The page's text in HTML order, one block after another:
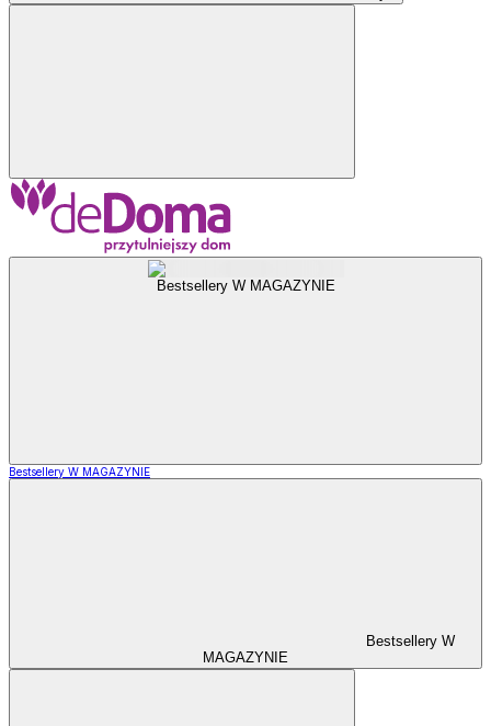
Bestsellery W MAGAZYNIE
Bestsellery W MAGAZYNIE
Bestsellery W
MAGAZYNIE